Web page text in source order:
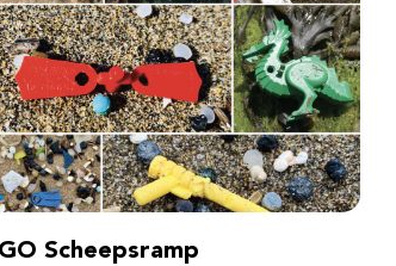
Scheepsramp